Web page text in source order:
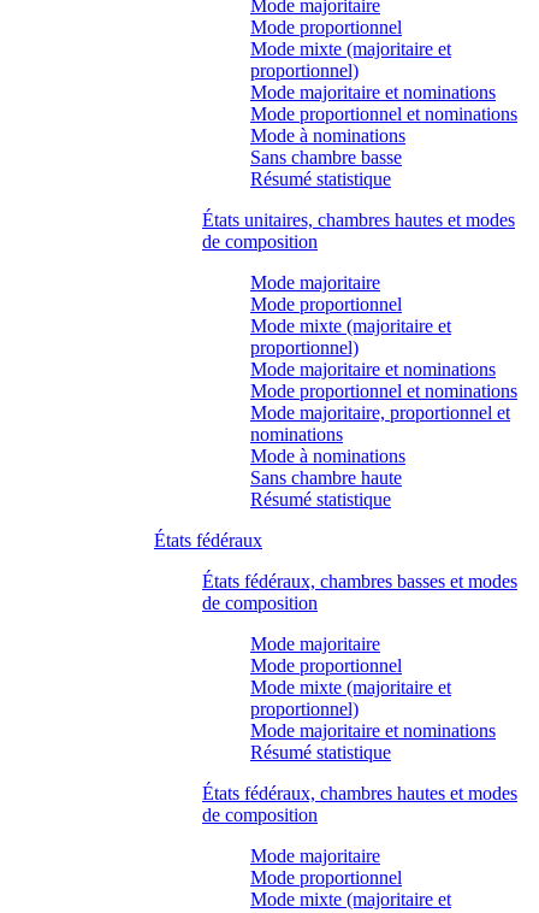
Mode majoritaire
Mode proportionnel
Mode mixte (majoritaire et
proportionnel)
Mode majoritaire et nominations
Mode proportionnel et nominations
Mode à nominations
Sans chambre basse
Résumé statistique
États unitaires, chambres hautes et modes
de composition
Mode majoritaire
Mode proportionnel
Mode mixte (majoritaire et
proportionnel)
Mode majoritaire et nominations
Mode proportionnel et nominations
Mode majoritaire, proportionnel et
nominations
Mode à nominations
Sans chambre haute
Résumé statistique
États fédéraux
États fédéraux, chambres basses et modes
de composition
Mode majoritaire
Mode proportionnel
Mode mixte (majoritaire et
proportionnel)
Mode majoritaire et nominations
Résumé statistique
États fédéraux, chambres hautes et modes
de composition
Mode majoritaire
Mode proportionnel
Mode mixte (majoritaire et